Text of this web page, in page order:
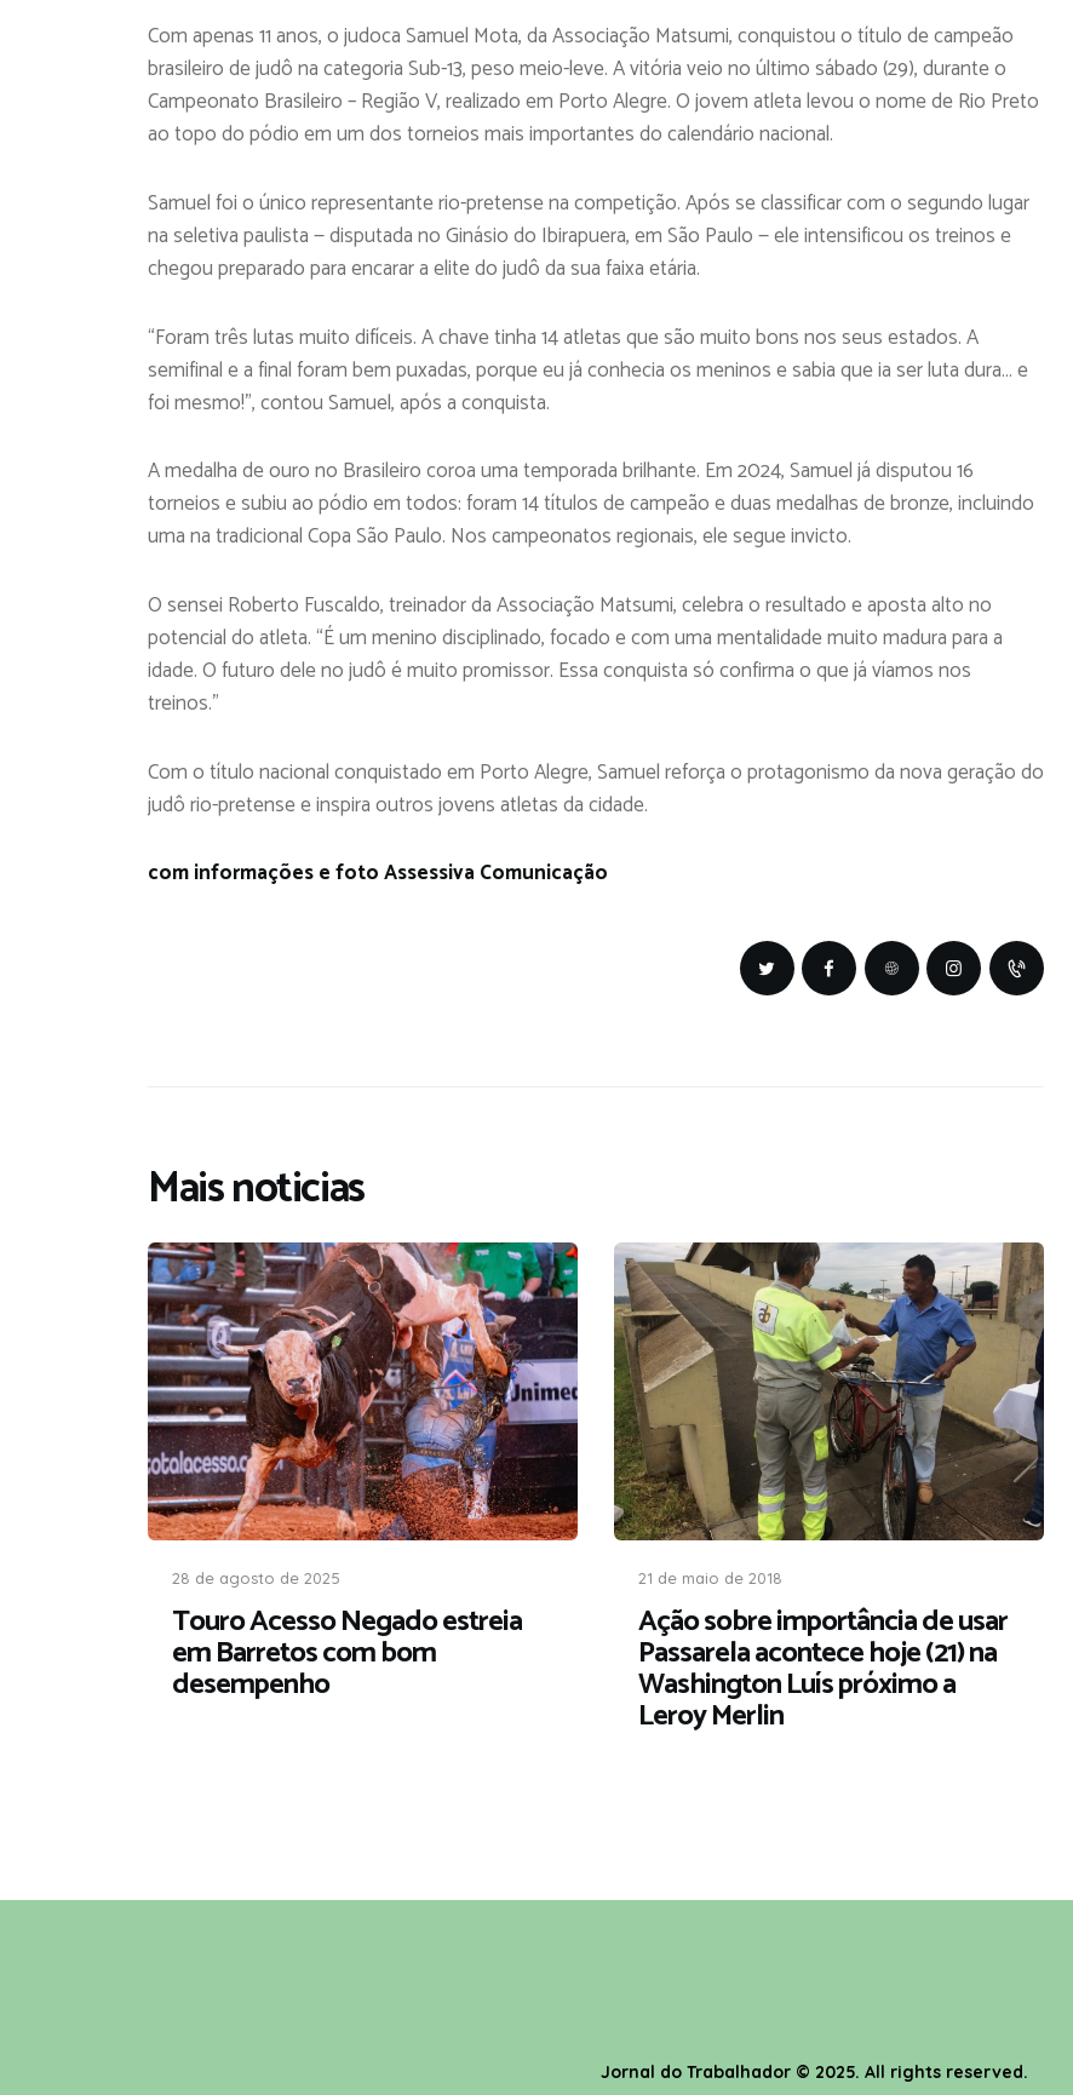
Com apenas 11 anos, o judoca Samuel Mota, da Associação Matsumi, conquistou o título de campeão
brasileiro de judô na categoria Sub-13, peso meio-leve. A vitória veio no último sábado (29), durante o
Campeonato Brasileiro – Região V, realizado em Porto Alegre. O jovem atleta levou o nome de Rio Preto
ao topo do pódio em um dos torneios mais importantes do calendário nacional.
Samuel foi o único representante rio-pretense na competição. Após se classificar com o segundo lugar
na seletiva paulista — disputada no Ginásio do Ibirapuera, em São Paulo — ele intensificou os treinos e
chegou preparado para encarar a elite do judô da sua faixa etária.
“Foram três lutas muito difíceis. A chave tinha 14 atletas que são muito bons nos seus estados. A
semifinal e a final foram bem puxadas, porque eu já conhecia os meninos e sabia que ia ser luta dura… e
foi mesmo!”, contou Samuel, após a conquista.
A medalha de ouro no Brasileiro coroa uma temporada brilhante. Em 2024, Samuel já disputou 16
torneios e subiu ao pódio em todos: foram 14 títulos de campeão e duas medalhas de bronze, incluindo
uma na tradicional Copa São Paulo. Nos campeonatos regionais, ele segue invicto.
O sensei Roberto Fuscaldo, treinador da Associação Matsumi, celebra o resultado e aposta alto no
potencial do atleta. “É um menino disciplinado, focado e com uma mentalidade muito madura para a
idade. O futuro dele no judô é muito promissor. Essa conquista só confirma o que já víamos nos
treinos.”
Com o título nacional conquistado em Porto Alegre, Samuel reforça o protagonismo da nova geração do
judô rio-pretense e inspira outros jovens atletas da cidade.
com informações e foto Assessiva Comunicação
Mais noticias
28 de agosto de 2025
Touro Acesso Negado estreia
em Barretos com bom
desempenho
21 de maio de 2018
Ação sobre importância de usar
Passarela acontece hoje (21) na
Washington Luís próximo a
Leroy Merlin
Jornal do Trabalhador © 2025. All rights reserved.